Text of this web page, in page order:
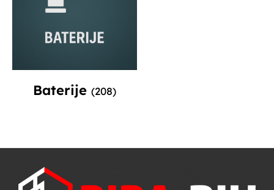
Baterije (208)